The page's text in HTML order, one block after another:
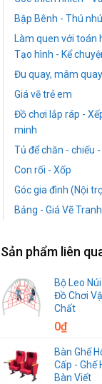
Bập Bênh - Thú
Làm quen với toán
Tạo hình - Kể
Đu quay, mâm quay
Giá vẽ trẻ em
Đồ chơi lắp ráp -
minh
Tủ để chăn - chiếu -
Con rối - Xốp
Góc gia đình (Nội
Bảng - Giá Vẽ Tranh
Sản phẩm liên
Bộ Leo
Đồ Chơi
Chất
0₫
Bàn Ghế
Cấp - Ghế
Bàn Viết